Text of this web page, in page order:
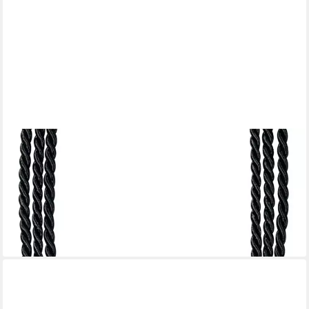
REWAGI
Raffhalter Raffhalter Samantha mit Magnetverschluss, Gardinen,
Vorhänge, Flächenvorhänge, Dekoschals, Scheibengardinen,
Verkaufseinheit: 1 Stück
19,55 €
lieferbar - in 4-5 Werktagen bei dir